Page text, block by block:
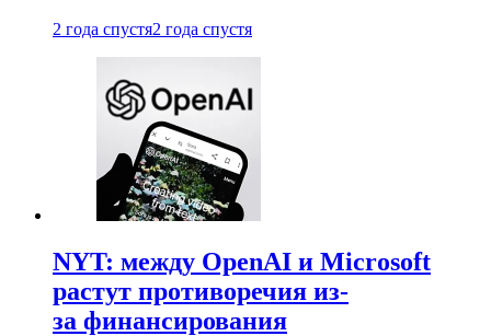
2 года спустя2 года спустя
NYT: между OpenAI и Microsoft
растут противоречия из-
за финансирования